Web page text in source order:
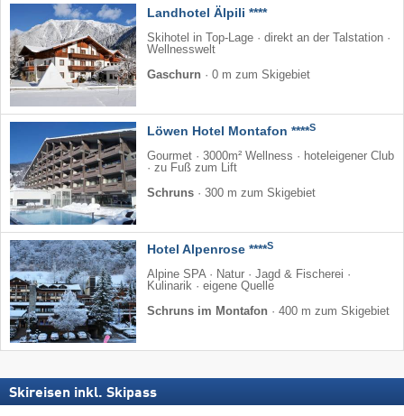
Landhotel Älpili ****
Skihotel in Top-Lage · direkt an der Talstation ·
Wellnesswelt
Gaschurn · 0 m zum Skigebiet
Löwen Hotel Montafon ****S
Gourmet · 3000m² Wellness · hoteleigener Club
· zu Fuß zum Lift
Schruns · 300 m zum Skigebiet
Hotel Alpenrose ****S
Alpine SPA · Natur · Jagd & Fischerei ·
Kulinarik · eigene Quelle
Schruns im Montafon · 400 m zum Skigebiet
Skireisen inkl. Skipass